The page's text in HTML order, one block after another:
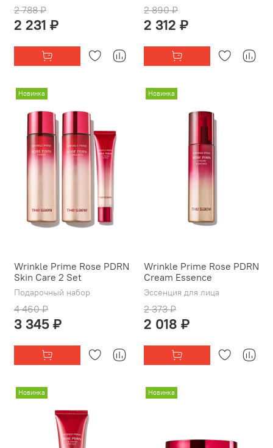
2 788 ₽
2 231 ₽
2 890 ₽
2 312 ₽
Новинка
Wrinkle Prime Rose PDRN
Skin Care 2 Set
Подарочный набор
4 460 ₽
3 345 ₽
Новинка
Wrinkle Prime Rose PDRN
Cream Essence
Эссенция для лица
2 373 ₽
2 018 ₽
Новинка Новинка